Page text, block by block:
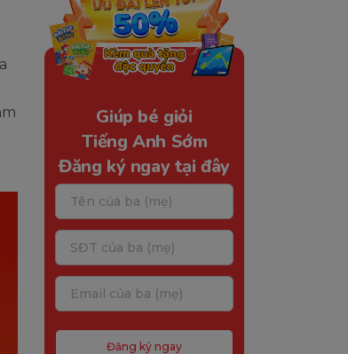
Giúp bé giỏi
Tiếng Anh Sớm
Đăng ký ngay tại đây
Đăng ký ngay